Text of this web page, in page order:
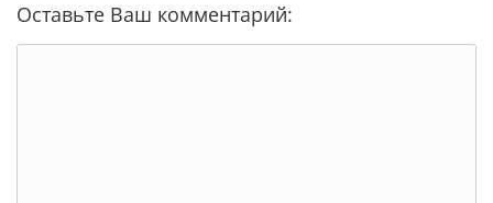
Оставьте Ваш комментарий: